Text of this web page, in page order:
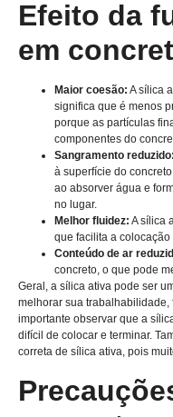
Efeito da
em
Maior coesão: A sílica
significa que é menos
porque as partículas
componentes do
Sangramento reduzido:
à superfície do
ao absorver água e
no lugar.
Melhor fluidez: A sílica
que facilita a
Conteúdo de ar
concreto, o que pode
Geral, a sílica ativa pode ser
melhorar sua trabalhabilidade,
importante observar que a
difícil de colocar e terminar.
correta de sílica ativa, pois